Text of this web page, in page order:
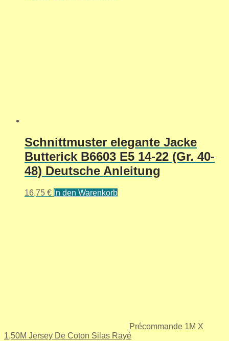
Schnittmuster elegante Jacke
Butterick B6603 E5 14-22 (Gr. 40-
48) Deutsche Anleitung
16,75 € In den Warenkorb
Précommande 1M X
1,50M Jersey De Coton Silas Rayé